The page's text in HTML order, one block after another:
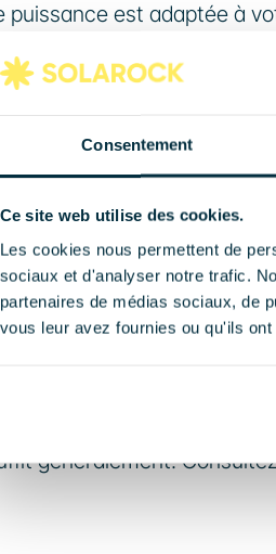
Consentement
Ce site web utilise des cookies.
Les cookies nous permettent de
sociaux et d'analyser notre trafic.
partenaires de médias sociaux, de
vous leur avez fournies ou qu'ils
puissance est adaptée à
le bon
existent :
: la plus courante (moindre
si vous manquez
: intéressante si vous
avec une
généralement.